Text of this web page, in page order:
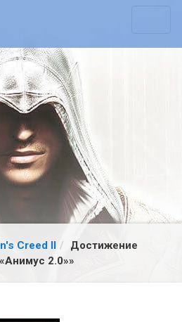
Creed II
Достижение
2.0»»